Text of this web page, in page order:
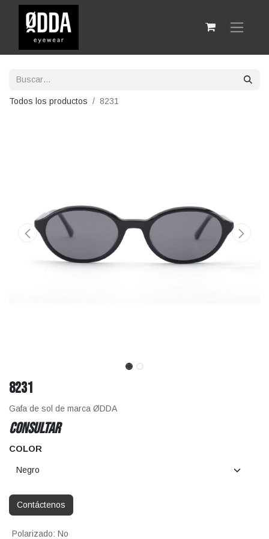
Todos los productos 8231
8231
Gafa de sol de marca ØDDA
CONSULTAR
COLOR
Contáctenos
Polarizado: No